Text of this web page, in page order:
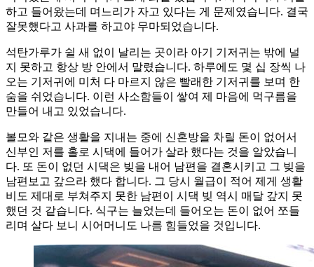
하고 들어왔는데 며느리가 자고 있다는 게 문제였습니다. 결국
잘못했다고 사과를 하고야 무마되었습니다.
석탄가루가 쉴 새 없이 날리는 곳이라 아기 기저귀는 밖에 널
지 못하고 항상 방 안에서 말렸습니다. 하루에도 몇 십 장씩 나
오는 기저귀에 미처 다 마르지 않은 빨래한 기저귀를 보며 한
숨을 쉬었습니다. 이런 사소함들이 쌓여 제 마음에 먹구름을
만들어 내고 있었습니다.
볼모와 같은 생활을 지내는 중에 신혼방을 차릴 돈이 없어서
신부인 저를 홀로 시댁에 들어가 살라 했다는 것을 알았습니
다. 또 돈이 없던 시댁은 빚을 내어 남편을 결혼시키고 그 빚을
남편보고 갚으라 했다 합니다. 그 당시 월급이 적어 제게 생활
비도 제대로 부쳐주지 못한 남편이 시댁 빚 역시 매달 갚지 못
했던 것 같습니다. 식구는 늘었는데 들어오는 돈이 없어 쪼들
리며 살다 보니 시어머니도 나름 힘들었을 것입니다.